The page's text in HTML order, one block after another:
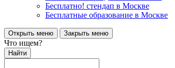
Бесплатно! стендап в Москве
Бесплатные образование в Москве
Открыть меню Закрыть меню
Что ищем?
Найти